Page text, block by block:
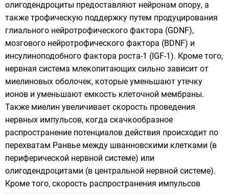
олигодендроциты предоставляют нейронам опору, а
также трофическую поддержку путем продуцирования
глиального нейротрофического фактора (GDNF),
мозгового нейротрофического фактора (BDNF) и
инсулиноподобного фактора роста-1 (IGF-1). Кроме того,
нервная система млекопитающих сильно зависит от
миелиновых оболочек, которые уменьшают утечку
ионов и уменьшают емкость клеточной мембраны.
Также миелин увеличивает скорость проведения
нервных импульсов, когда скачкообразное
распространение потенциалов действия происходит по
перехватам Ранвье между шванновскими клетками (в
периферической нервной системе) или
олигодендроцитами (в центральной нервной системе).
Кроме того, скорость распространения импульсов